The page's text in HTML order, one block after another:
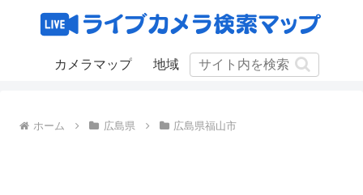
カメラマップ 地域
ホーム 広島県 広島県福山市